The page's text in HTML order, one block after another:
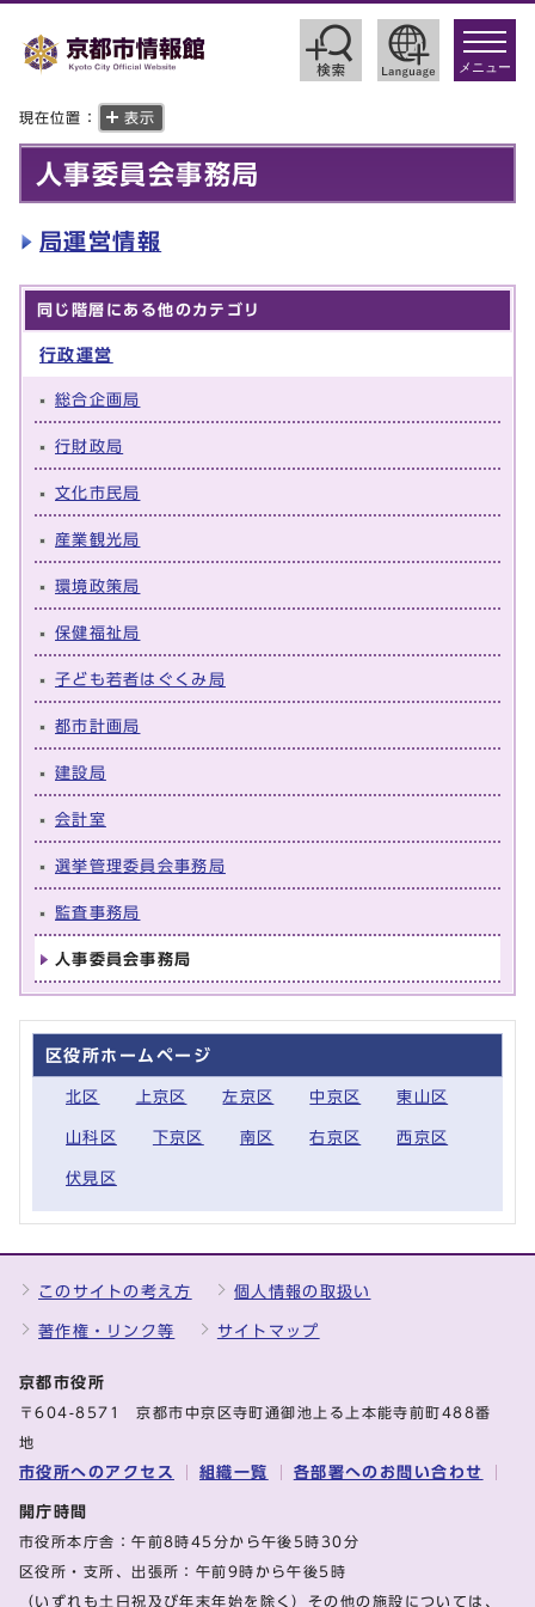
toggle
メニュー
現在位置： 表示
人事委員会事務局
局運営情報
同じ階層にある他のカテゴリ
行政運営
総合企画局
行財政局
文化市民局
産業観光局
環境政策局
保健福祉局
子ども若者はぐくみ局
都市計画局
建設局
会計室
選挙管理委員会事務局
監査事務局
人事委員会事務局
区役所ホームページ
北区 上京区 左京区 中京区 東山区
山科区 下京区 南区 右京区 西京区
伏見区
このサイトの考え方 個人情報の取扱い
著作権・リンク等 サイトマップ
京都市役所
〒604-8571 京都市中京区寺町通御池上る上本能寺前町488番
地
市役所へのアクセス 組織一覧 各部署へのお問い合わせ
開庁時間
市役所本庁舎：午前8時45分から午後5時30分
区役所・支所、出張所：午前9時から午後5時
（いずれも土日祝及び年末年始を除く）その他の施設については、